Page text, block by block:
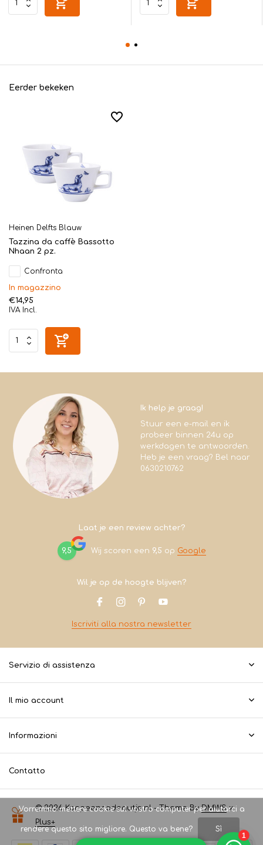
Eerder bekeken
Heinen Delfts Blauw
Tazzina da caffè Bassotto
Nhaan 2 pz.
Confronta
In magazzino
€14,95
IVA Incl.
Ik help je graag!
Stuur een e-mail en ik
probeer binnen 24u op
werkdagen te antwoorden.
Heb je een vraag? Bel naar
0630210762
Laat je een review achter?
9,5 Wij scoren een 9,5 op Google
Wil je op de hoogte blijven?
Iscriviti alla nostra newsletter
Servizio di assistenza
Il mio account
Informazioni
Contatto
© 2026 Koopeencadeautje.nl - Theme ByDMWSx
Plus+
Vorremmo mettere cookie sul vostro computer per aiutarci a
rendere questo sito migliore. Questo va bene? Sì